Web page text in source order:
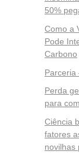
50%
Como a
Pode
Carbono
Parceria
Perda
para
Ciência
fatores
novilhas